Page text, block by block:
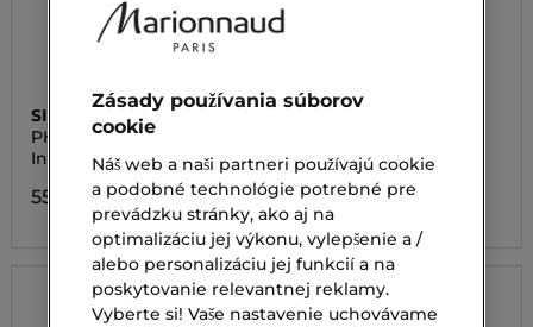
SISLEY
PHYTO-GLOSS
Intenzívny lesk na pery
55,00 €
Lesk na pery
59,00 €
Zásady používania súborov
cookie
Náš web a naši partneri používajú cookie
a podobné technológie potrebné pre
prevádzku stránky, ako aj na
optimalizáciu jej výkonu, vylepšenie a /
alebo personalizáciu jej funkcií a na
poskytovanie relevantnej reklamy.
Vyberte si! Vaše nastavenie uchovávame